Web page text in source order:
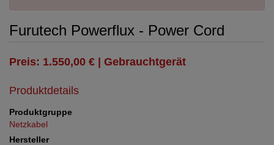
Furutech Powerflux - Power Cord
Preis: 1.550,00 € | Gebrauchtgerät
Produktdetails
Produktgruppe
Netzkabel
Hersteller